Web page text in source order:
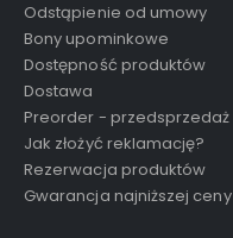
Odstąpienie od umowy
Bony upominkowe
Dostępność produktów
Dostawa
Preorder - przedsprzedaż
Jak złożyć reklamację?
Rezerwacja produktów
Gwarancja najniższej ceny